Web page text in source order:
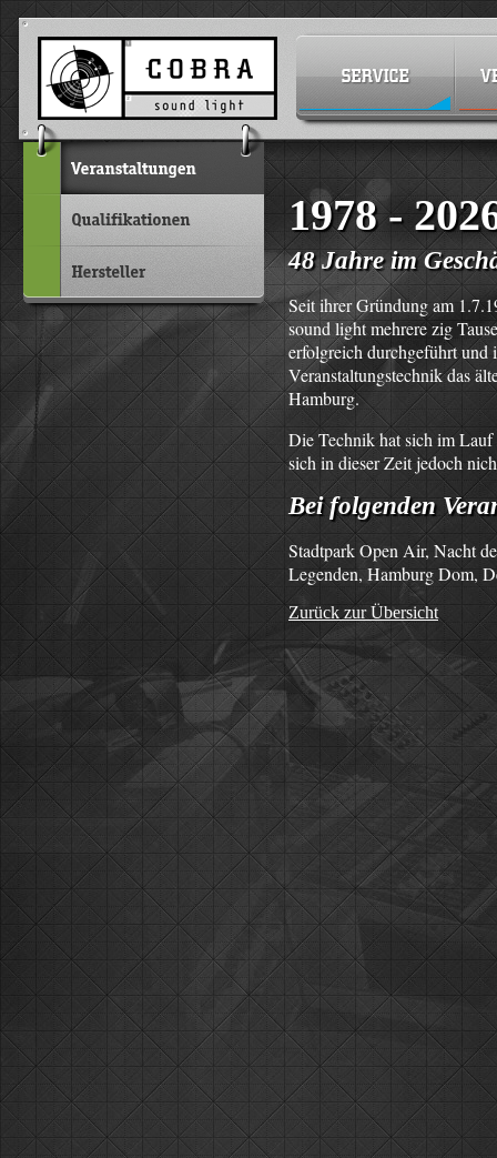
1978 -
48 Jahre im
Seit ihrer Gründung am
sound light mehrere zig
erfolgreich durchgeführt und
Veranstaltungstechnik das
Hamburg.
Die Technik hat sich im Lauf
sich in dieser Zeit jedoch
Bei folgenden
Stadtpark Open Air, Nacht
Legenden, Hamburg Dom,
Zurück zur Übersicht